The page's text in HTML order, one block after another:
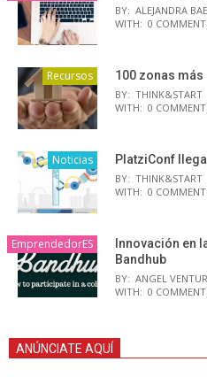
BY: ALEJANDRA
WITH: 0
Recursos 100 zonas más
BY: THINK&START
WITH: 0
Noticias PlatziConf
BY: THINK&START
WITH: 0
EmprendedorES
Innovación en
Bandhub
BY: ANGEL
WITH: 0
ANÚNCIATE AQUÍ